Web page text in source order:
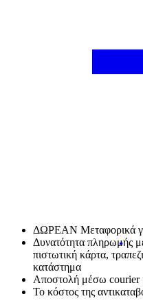
ΔΩΡΕΑΝ Μεταφορικά
Δυνατότητα πληρωμής
πιστωτική κάρτα,
κατάστημα
Αποστολή μέσω courier
Το κόστος της